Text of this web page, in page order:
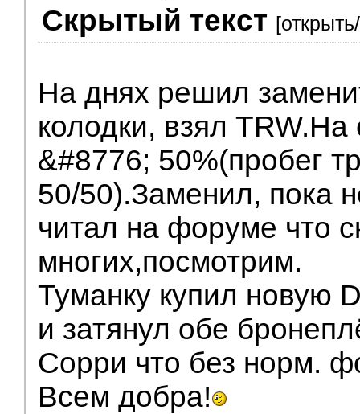
Скрытый текст
На днях решил
колодки, взял TRW.На
&#8776; 50%(пробег
50/50).Заменил, пока
читал на форуме что
многих,посмотрим.
Туманку купил новую
и затянул обе
Сорри что без норм.
Всем добра!